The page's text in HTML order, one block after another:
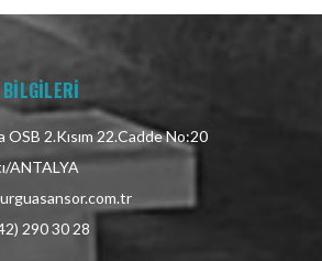
OSB 2.Kısım 22.Cadde No:20
ANTALYA
290 30 28